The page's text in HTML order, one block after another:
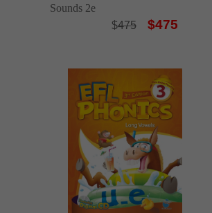
Sounds 2e
$475 $475